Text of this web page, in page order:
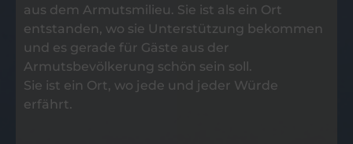
aus dem Armutsmilieu. Sie ist als ein Ort
entstanden, wo sie Unterstützung bekommen
und es gerade für Gäste aus der
Armutsbevölkerung schön sein soll.
Sie ist ein Ort, wo jede und jeder Würde
erfährt.